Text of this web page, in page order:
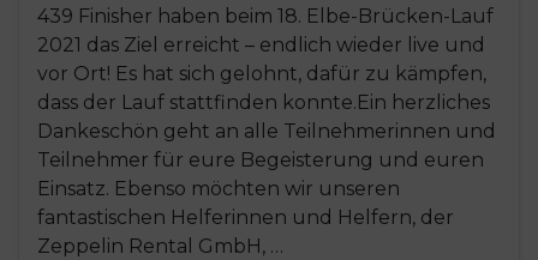
439 Finisher haben beim 18. Elbe-Brücken-Lauf
2021 das Ziel erreicht – endlich wieder live und
vor Ort! Es hat sich gelohnt, dafür zu kämpfen,
dass der Lauf stattfinden konnte.Ein herzliches
Dankeschön geht an alle Teilnehmerinnen und
Teilnehmer für eure Begeisterung und euren
Einsatz. Ebenso möchten wir unseren
fantastischen Helferinnen und Helfern, der
Zeppelin Rental GmbH, …